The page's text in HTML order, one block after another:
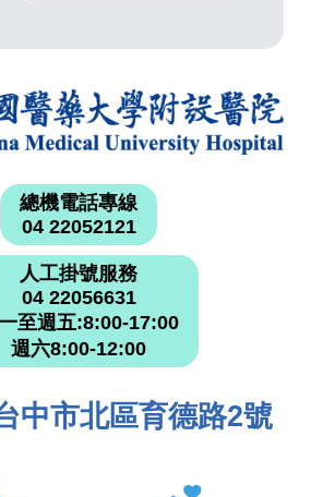
總機電話專線
04 22052121
人工掛號服務
04 22056631
至週五:8:00-17:00
週六8:00-12:00
中市北區育德路2號